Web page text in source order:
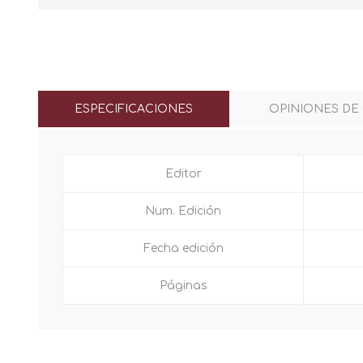
ESPECIFICACIONES OPINIONES DE
Editor
Num. Edición
Fecha edición
Páginas